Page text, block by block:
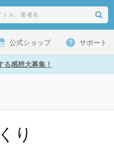
公式ショップ サポート
る感想大募集！
り